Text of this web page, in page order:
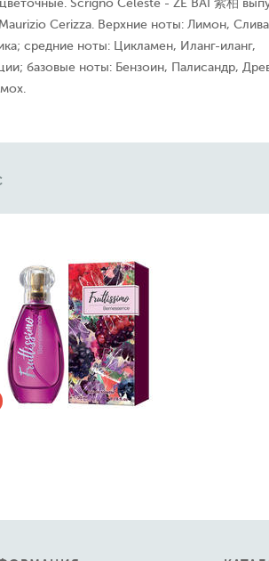
Scrigno Celeste - ZE BAI 紫柏
Cerizza. Верхние ноты: Лимон, Слива
средние ноты: Цикламен, Иланг-иланг,
базовые ноты: Бензоин, Палисандр,